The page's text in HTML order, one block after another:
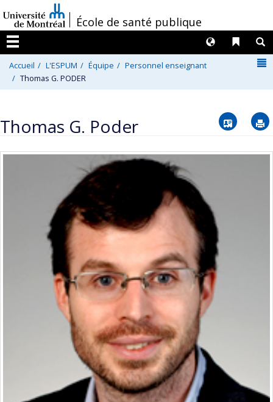
au
contenu
/École de santé publique
Menu
Liens
Langues
Accueil L'ESPUM Équipe
Personnel enseignant
Thomas G. PODER
Thomas G. Poder Vcard